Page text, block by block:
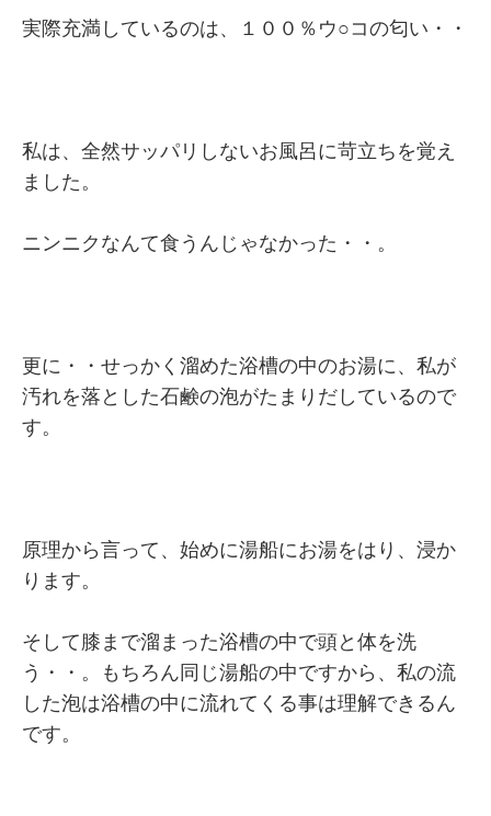
実際充満しているのは、１００％ウ○コの匂い・・
私は、全然サッパリしないお風呂に苛立ちを覚え
ました。
ニンニクなんて食うんじゃなかった・・。
更に・・せっかく溜めた浴槽の中のお湯に、私が
汚れを落とした石鹸の泡がたまりだしているので
す。
原理から言って、始めに湯船にお湯をはり、浸か
ります。
そして膝まで溜まった浴槽の中で頭と体を洗
う・・。もちろん同じ湯船の中ですから、私の流
した泡は浴槽の中に流れてくる事は理解できるん
です。